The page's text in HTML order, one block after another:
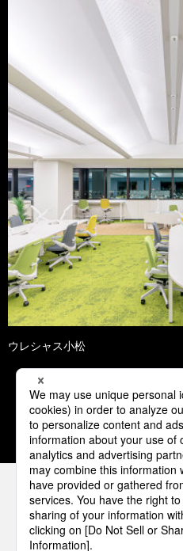
ウレシャス小松
1 2 3
パナソニックの電気